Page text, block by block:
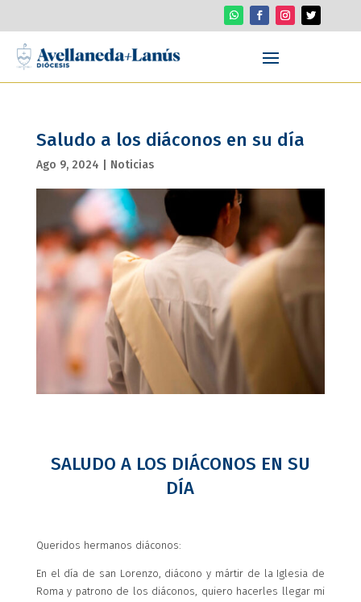
Saludo a los diáconos en su día
Ago 9, 2024 Noticias
SALUDO A LOS DIÁCONOS EN SU
DÍA
Queridos hermanos diáconos:
En el día de san Lorenzo, diácono y mártir de la Iglesia de
Roma y patrono de los diáconos, quiero hacerles llegar mi